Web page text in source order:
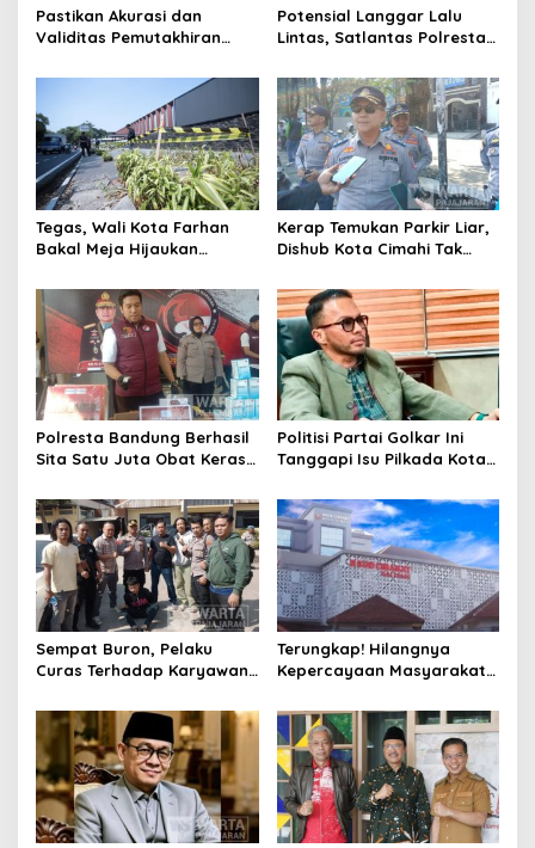
Pastikan Akurasi dan
Validitas Pemutakhiran
Cimahi Lakukan
Potensial Langgar Lalu
Lintas, Satlantas Polresta
Motor Berknalpot Brong
Tegas, Wali Kota Farhan
Bakal Meja Hijaukan
Riau
Kerap Temukan Parkir Liar,
Dishub Kota Cimahi Tak
Pembinaan
Polresta Bandung Berhasil
Sita Satu Juta Obat Keras
Kasus Narkoba
Politisi Partai Golkar Ini
Tanggapi Isu Pilkada Kota
Sempat Buron, Pelaku
Curas Terhadap Karyawan
Ditangkap Polisi
Terungkap! Hilangnya
Kepercayaan Masyarakat
Rebranding RSUD Cibabat